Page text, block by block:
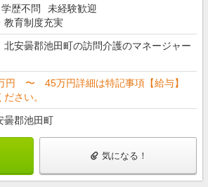
学歴不問
未経験歓迎
教育制度充実
北安曇郡池田町の訪問介護のマネージャー
円 〜 45万円詳細は特記事項【給与】
さい。
曇郡池田町
気になる！